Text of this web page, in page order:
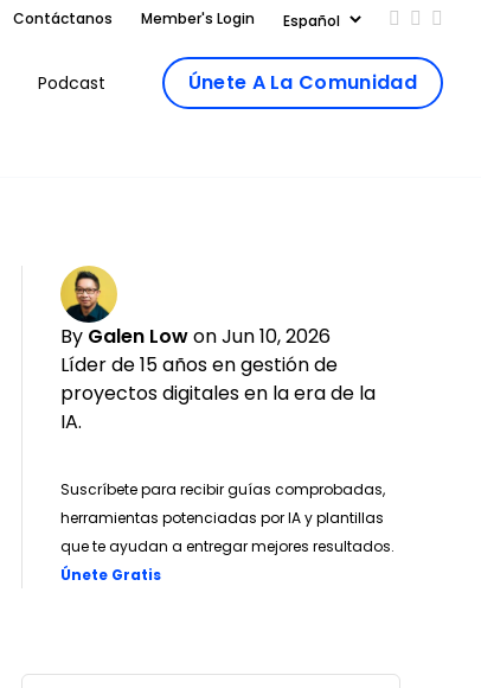
Contáctanos Member's Login Add us
Follow
Podcast Únete A La Comunidad
By Galen Low on Jun 10, 2026
Líder de 15 años en gestión de
proyectos digitales en la era de la
IA.
Suscríbete para recibir guías comprobadas,
herramientas potenciadas por IA y plantillas
que te ayudan a entregar mejores resultados.
Únete GratisOpens new window